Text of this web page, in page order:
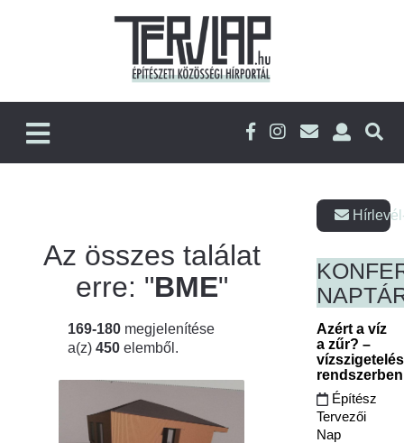
Az összes találat
erre: "BME"
169-180 megjelenítése
a(z) 450 elemből.
Azért a víz
a zűr? –
Építész
Tervezői
Nap